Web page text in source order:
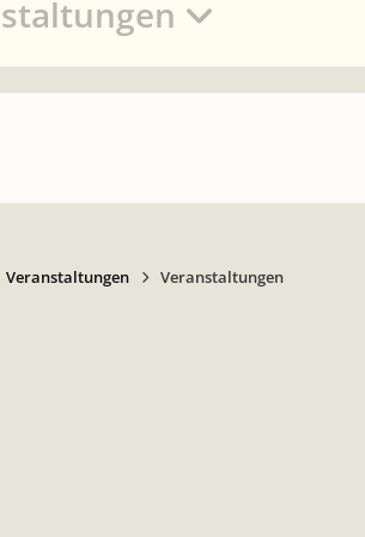
Veranstaltungen Veranstaltungen